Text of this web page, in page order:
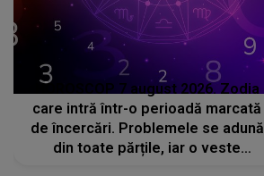
HOROSCOP 7 august 2026. Zodia
care intră într-o perioadă marcată
de încercări. Problemele se adună
din toate părțile, iar o veste